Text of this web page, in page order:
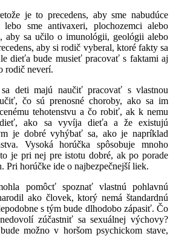
je to precedens, aby sme nabudúce
sme antivaxeri, plochozemci alebo
aby sa učilo o imunológii, geológii alebo
aby si rodič vyberal, ktoré fakty sa
dieťa bude musieť pracovať s faktami aj
rodič neverí.
deti majú naučiť pracovať s vlastnou
čo sú prenosné choroby, ako sa im
tehotenstvu a čo robiť, ak k nemu
ako sa vyvíja dieťa a že existujú
je dobré vyhýbať sa, ako je napríklad
Vysoká horúčka spôsobuje mnoho
je pri nej pre istotu dobré, ak po porade
Pri horúčke ide o najbezpečnejší liek.
pomôcť spoznať vlastnú pohlavnú
ako človek, ktorý nemá štandardnú
s tým bude dlhodobo zápasiť. Čo
zúčastniť sa sexuálnej výchovy?
možno v horšom psychickom stave,